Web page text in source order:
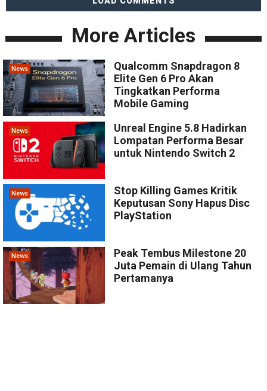
More Articles
News
Qualcomm Snapdragon 8
Elite Gen 6 Pro Akan
Tingkatkan Performa
Mobile Gaming
News
Unreal Engine 5.8 Hadirkan
Lompatan Performa Besar
untuk Nintendo Switch 2
News
Stop Killing Games Kritik
Keputusan Sony Hapus Disc
PlayStation
News
Peak Tembus Milestone 20
Juta Pemain di Ulang Tahun
Pertamanya